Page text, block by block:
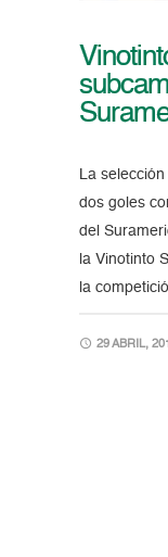
La
dos goles
del
la Vinotinto
la
29 ABRIL,